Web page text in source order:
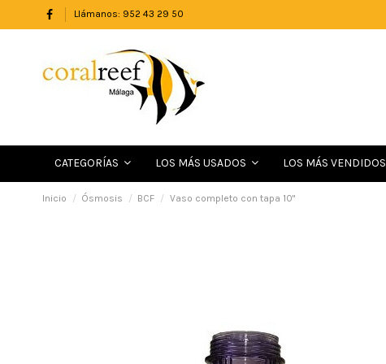
Llámanos: 952 43 29 50
CATEGORÍAS LOS MÁS USADOS LOS MÁS VENDIDOS
Inicio Ósmosis BCF Vaso completo con tapa 10"